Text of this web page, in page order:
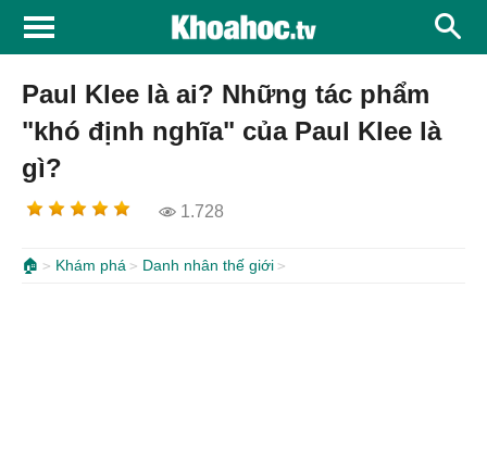
Paul Klee là ai? Những tác phẩm
"khó định nghĩa" của Paul Klee là
gì?
1.728
🏠 Khám phá Danh nhân thế giới